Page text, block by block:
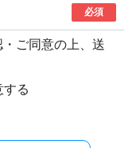
必須
・ご同意の上、送
する